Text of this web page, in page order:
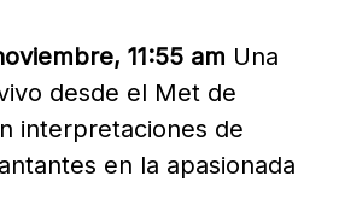
11:55 am Una
desde el Met de
interpretaciones de
en la apasionada